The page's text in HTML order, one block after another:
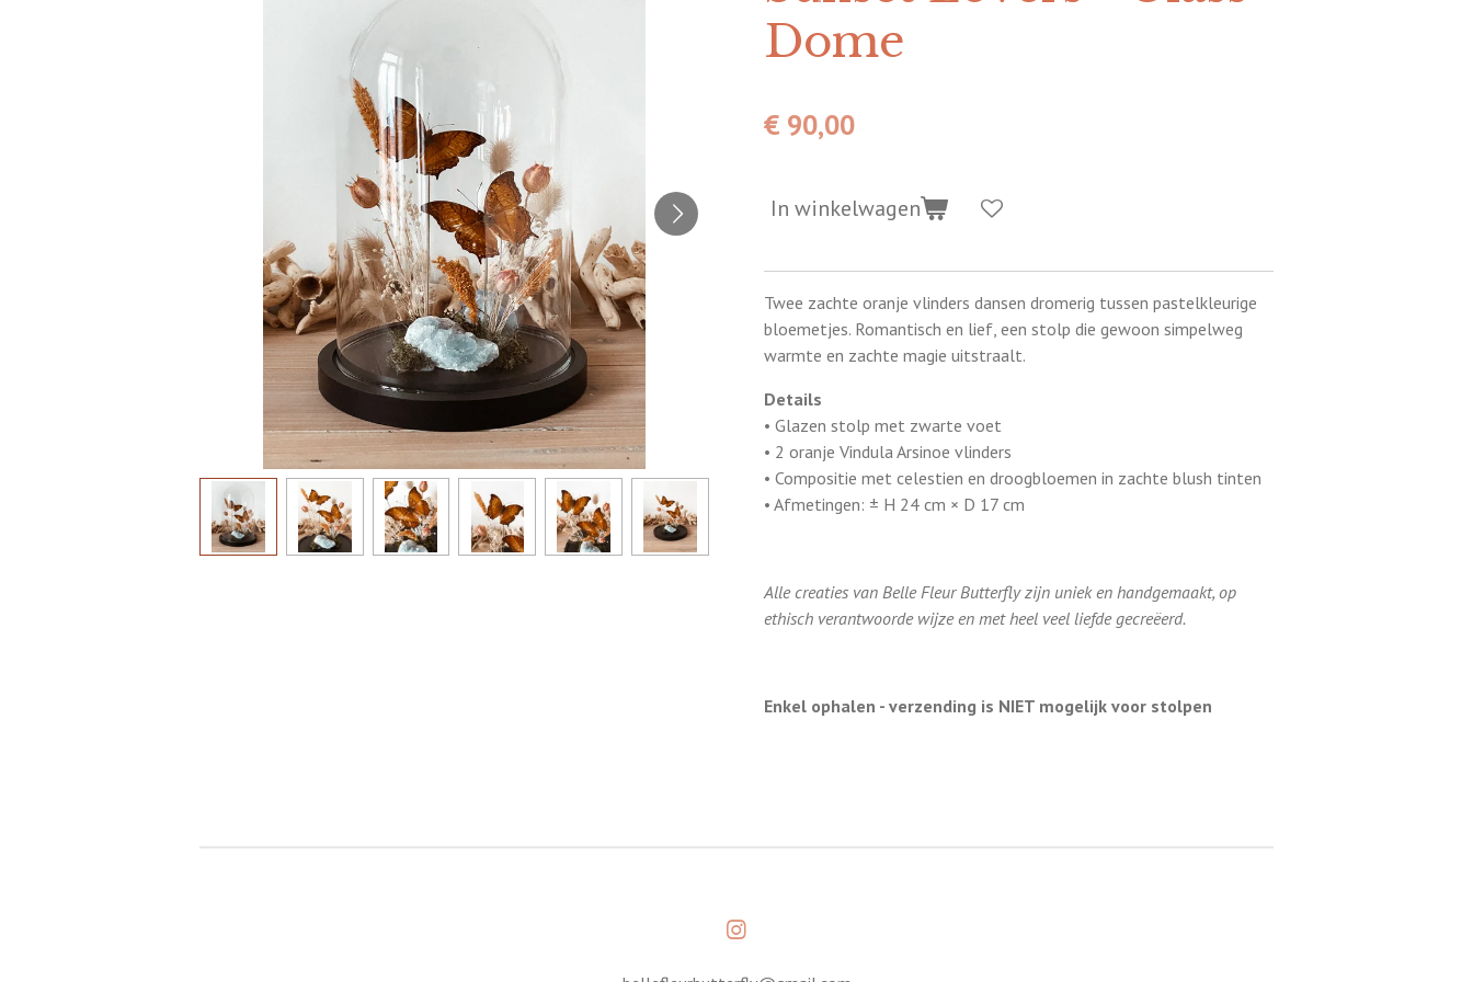
Dome
€ 90,00
In winkelwagen
Twee zachte oranje vlinders dansen dromerig tussen pastelkleurige
bloemetjes. Romantisch en lief, een stolp die gewoon simpelweg
warmte en zachte magie uitstraalt.
Details
• Glazen stolp met zwarte voet
• 2 oranje Vindula Arsinoe vlinders
• Compositie met celestien en droogbloemen in zachte blush tinten
• Afmetingen: ± H 24 cm × D 17 cm
Alle creaties van Belle Fleur Butterfly zijn uniek en handgemaakt, op
ethisch verantwoorde wijze en met heel veel liefde gecreëerd.
Enkel ophalen - verzending is NIET mogelijk voor stolpen
I